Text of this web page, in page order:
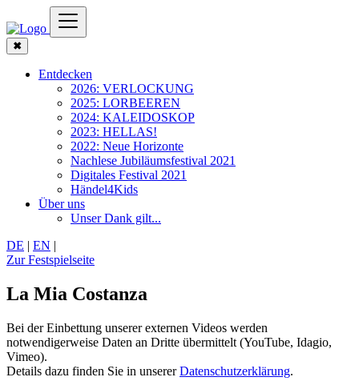
✖
Entdecken
2026: VERLOCKUNG
2025: LORBEEREN
2024: KALEIDOSKOP
2023: HELLAS!
2022: Neue Horizonte
Nachlese Jubiläumsfestival 2021
Digitales Festival 2021
Händel4Kids
Über uns
Unser Dank gilt...
DE | EN |
Zur Festspielseite
La Mia Costanza
Bei der Einbettung unserer externen Videos werden
notwendigerweise Daten an Dritte übermittelt (YouTube, Idagio,
Vimeo).
Details dazu finden Sie in unsererDatenschutzerklärung.